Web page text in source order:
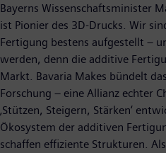
Bayerns Wissenschaftsminister
ist Pionier des 3D-Drucks. Wir
Fertigung bestens aufgestellt –
werden, denn die additive
Markt. Bavaria Makes bündelt
Forschung – eine Allianz echter
‚Stützen, Steigern, Stärken‘
Ökosystem der additiven
schaffen effiziente Strukturen.